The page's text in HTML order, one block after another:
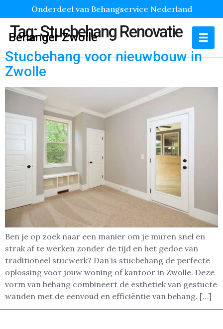
Onderdeel van Behangservice Nederland
Behanger Zwolle
Tag:Stucbehang Renovatie
Stucbehang voor nieuwbouw in
Zwolle
Ben je op zoek naar een manier om je muren snel en
strak af te werken zonder de tijd en het gedoe van
traditioneel stucwerk? Dan is stucbehang de perfecte
oplossing voor jouw woning of kantoor in Zwolle. Deze
vorm van behang combineert de esthetiek van gestucte
wanden met de eenvoud en efficiëntie van behang. […]